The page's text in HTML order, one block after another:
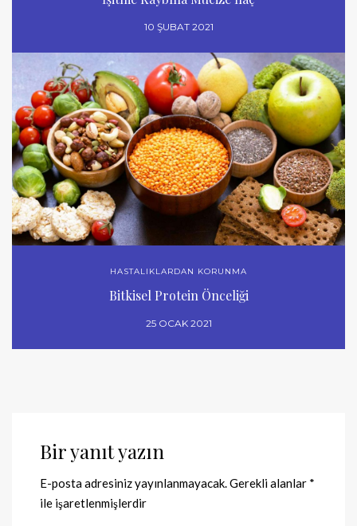
10 ŞUBAT 2021
HASTALIKLARDAN KORUNMA
Bitkisel Protein Önceliği
25 OCAK 2021
Bir yanıt yazın
E-posta adresiniz yayınlanmayacak.Gerekli alanlar *
ile işaretlenmişlerdir